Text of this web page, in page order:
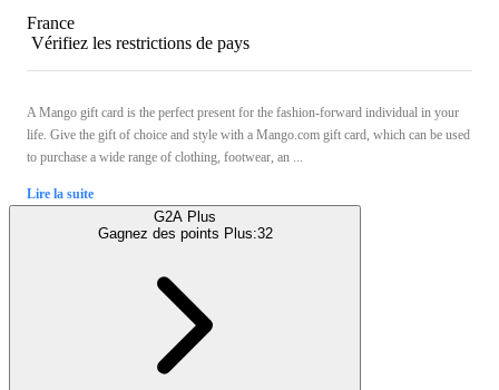
France
Vérifiez les restrictions de pays
A Mango gift card is the perfect present for the fashion-forward individual in your
life. Give the gift of choice and style with a Mango.com gift card, which can be used
to purchase a wide range of clothing, footwear, an ...
Lire la suite
G2A Plus
Gagnez des points Plus:32